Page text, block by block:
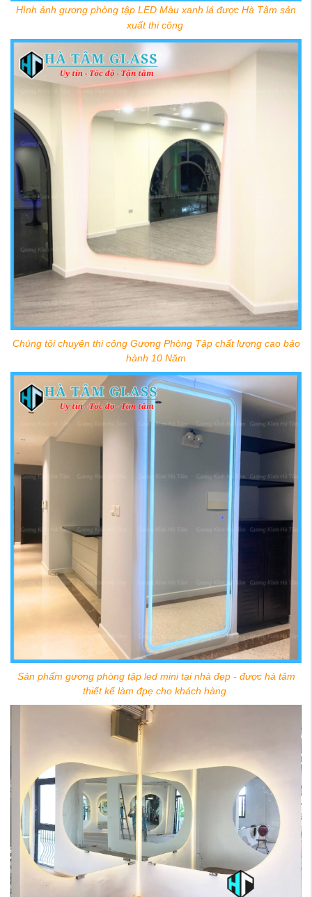
Hình ảnh gương phòng tập LED Màu xanh lá được Hà Tâm sản
xuất thi công
Chúng tôi chuyên thi công Gương Phòng Tập chất lượng cao bảo
hành 10 Năm
Sản phẩm gương phòng tập led mini tại nhà đẹp - được hà tâm
thiết kế làm đpẹ cho khách hàng